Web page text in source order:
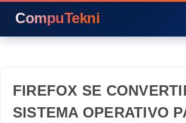
CompuTekni
FIREFOX SE
SISTEMA OPERATIVO